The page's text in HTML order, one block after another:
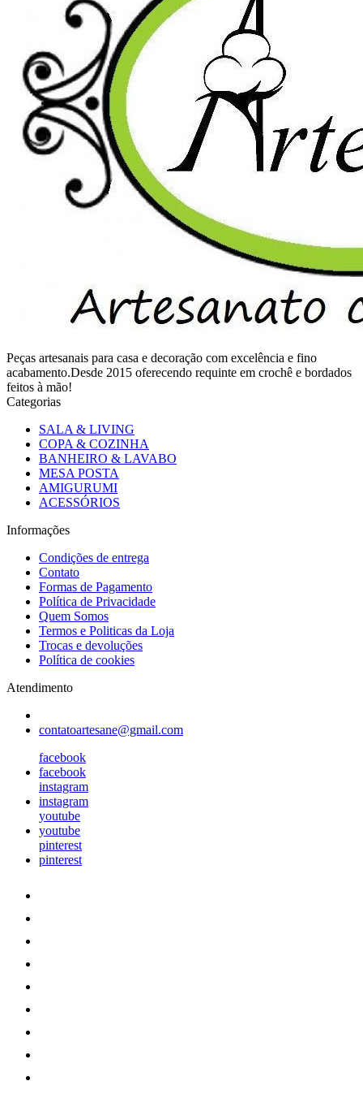
Peças artesanais para casa e decoração com excelência e fino
acabamento.Desde 2015 oferecendo requinte em crochê e bordados
feitos à mão!
Categorias
SALA & LIVING
COPA & COZINHA
BANHEIRO & LAVABO
MESA POSTA
AMIGURUMI
ACESSÓRIOS
Informações
Condições de entrega
Contato
Formas de Pagamento
Política de Privacidade
Quem Somos
Termos e Politicas da Loja
Trocas e devoluções
Política de cookies
Atendimento
contatoartesane@gmail.com
facebook
facebook
instagram
instagram
youtube
youtube
pinterest
pinterest